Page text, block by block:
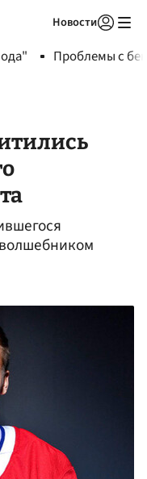
Новости
Проблемы с